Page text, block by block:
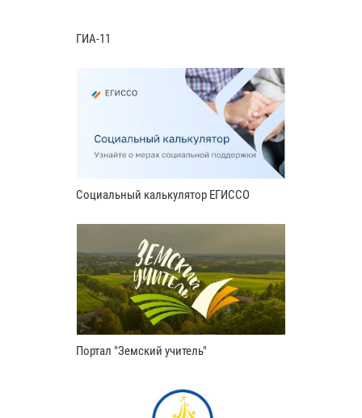
ГИА-11
Социальный калькулятор ЕГИССО
Портал "Земский учитель"